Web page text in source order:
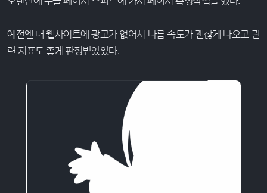
예전엔 내 웹사이트에 광고가 없어서 나름 속도가 괜찮게 나오고 관
련 지표도 좋게 판정받았었다.